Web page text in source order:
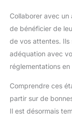
Collaborer avec
de bénéficier de
de vos attentes. Ils
adéquation avec
réglementations en
Comprendre ces
partir sur de
Il est désormais